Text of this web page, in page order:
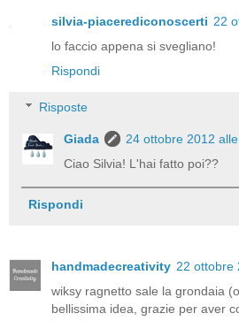
silvia-piacerediconoscerti 22
lo faccio appena si svegliano!
Rispondi
Risposte
Giada
24 ottobre 2012
Ciao Silvia! L'hai fatto poi??
Rispondi
handmadecreativity 22 ottobre
wiksy ragnetto sale la grondaia
bellissima idea, grazie per aver